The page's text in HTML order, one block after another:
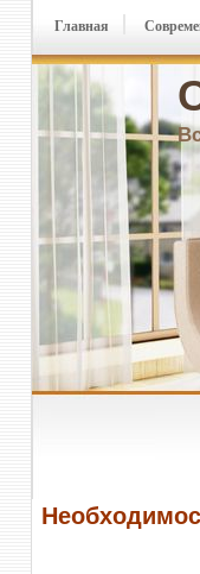
Главная